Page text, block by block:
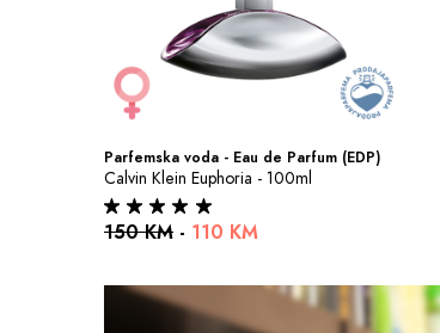
Parfemska voda - Eau de Parfum (EDP)
Calvin Klein Euphoria - 100ml
150 KM - 110 KM